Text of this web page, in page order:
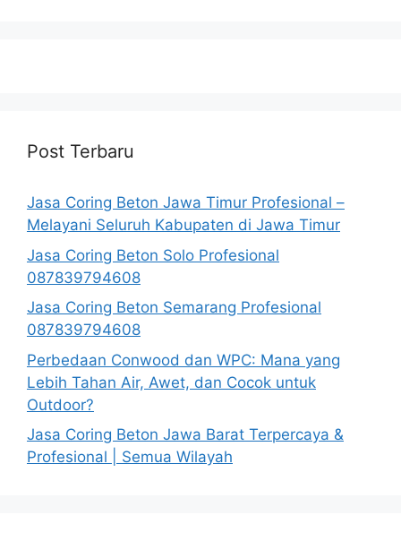
Post Terbaru
Jasa Coring Beton Jawa Timur Profesional –
Melayani Seluruh Kabupaten di Jawa Timur
Jasa Coring Beton Solo Profesional
087839794608
Jasa Coring Beton Semarang Profesional
087839794608
Perbedaan Conwood dan WPC: Mana yang
Lebih Tahan Air, Awet, dan Cocok untuk
Outdoor?
Jasa Coring Beton Jawa Barat Terpercaya &
Profesional | Semua Wilayah